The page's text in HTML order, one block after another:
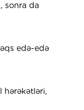
sonra da
edə-edə
hərəkətləri,